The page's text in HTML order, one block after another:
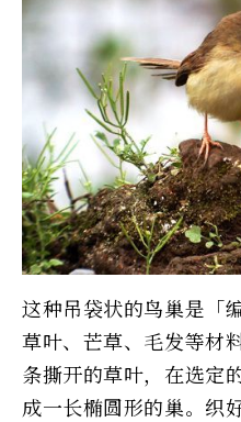
这种吊袋状的鸟巢是「
草叶、芒草、毛发等材
条撕开的草叶，在选定
成一长椭圆形的巢。织